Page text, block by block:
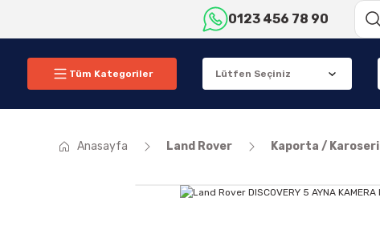
0123 456 78 90
Tüm Kategoriler
Anasayfa Land Rover Kaporta / Karoseri